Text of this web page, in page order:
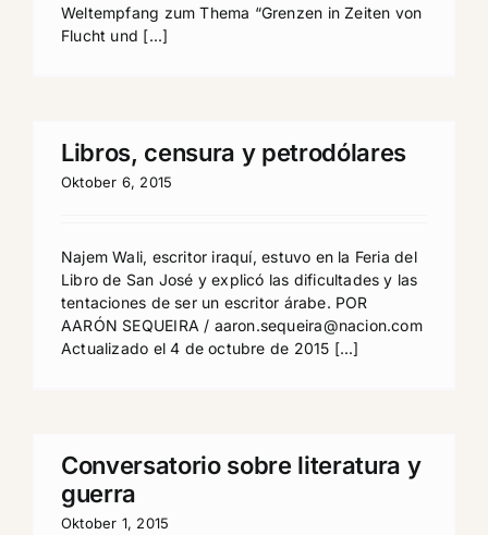
Weltempfang zum Thema “Grenzen in Zeiten von
Flucht und [...]
Libros, censura y petrodólares
Oktober 6, 2015
Najem Wali, escritor iraquí, estuvo en la Feria del
Libro de San José y explicó las dificultades y las
tentaciones de ser un escritor árabe. POR
AARÓN SEQUEIRA / aaron.sequeira@nacion.com
Actualizado el 4 de octubre de 2015 [...]
Conversatorio sobre literatura y
guerra
Oktober 1, 2015